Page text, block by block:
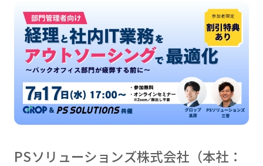
PSソリューションズ株式会社（本社：